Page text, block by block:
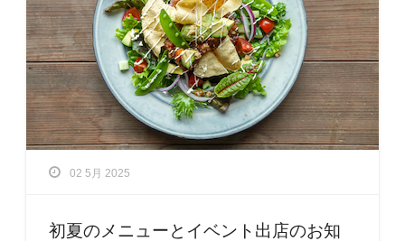
02 5月 2025
初夏のメニューとイベント出店のお知